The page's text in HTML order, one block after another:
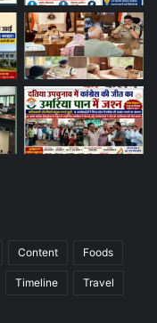
Content Foods
Timeline Travel